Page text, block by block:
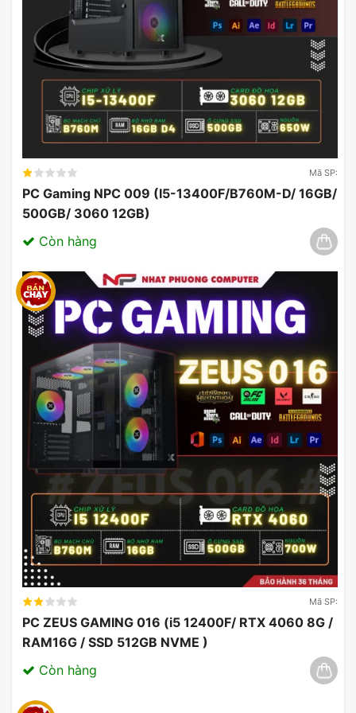
Bo Mạch Chủ Mainboard Asus ROG
Maximus Z790 Apex Encore WIFI DDR5
Maximus Z790 Apex Encore WIFI DDR5 hỗ trợ đầy
đủ các cổng giao tiếp, chất lượng linh kiện thuộc
hàng TOP, dàn phase VRM cao cấp sẵn sàng giúp
CPU hoạt động một cách mạnh mẽ nhất:
2 khe cắm RAM DDR5
5 khe cắm SSD M.2 PCIe Gen4 x4
2 khe cắm VGA PCIe Gen 5 x16, 1 khe PCIe Gen4
x16(chạy ở tốc độ x4)
6 cổng cắm SATA SSD
9 cổng cắm USB, 1 cổng USB-TypeC, hỗ trợ cổng
xuất âm thanh trực tiếp
Hỗ trợ Wifi7, Bluetooth
Mã SP:
PC Gaming NPC 009 (I5-13400F/B760M-D/ 16GB/
500GB/ 3060 12GB)
Còn hàng
Mã SP:
PC ZEUS GAMING 016 (i5 12400F/ RTX 4060 8G /
RAM16G / SSD 512GB NVME )
Còn hàng